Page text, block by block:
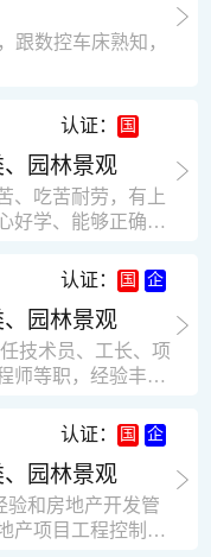
跟数控车床熟知，
认证：
园林景观
、吃苦耐劳，有上
好学、能够正确对
力和独立能力强，
体荣誉感。做事认
心。秉承山大扎
正直、诚信、稳
事业心。有很强的
够吃苦耐劳，责任
朗，有良好的人
力。做事认真负
心在今后的工作岗
极的人生观，在我
始终坚信只要努力
认证：
园林景观
技术员、工长、项
师等职，经验丰
，能适应建筑行业
力强，技术全面，
年高中毕业，同
建筑行业工作了30
建筑公司学徒开始
认证：
园林景观
验和房地产开发管
产项目工程控制要